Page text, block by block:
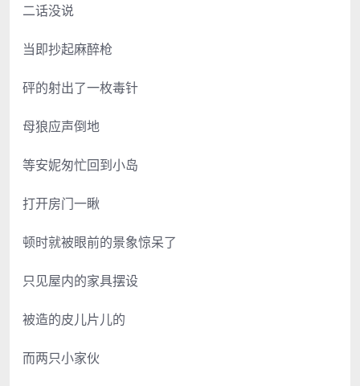
二话没说
当即抄起麻醉枪
砰的射出了一枚毒针
母狼应声倒地
等安妮匆忙回到小岛
打开房门一瞅
顿时就被眼前的景象惊呆了
只见屋内的家具摆设
被造的皮儿片儿的
而两只小家伙